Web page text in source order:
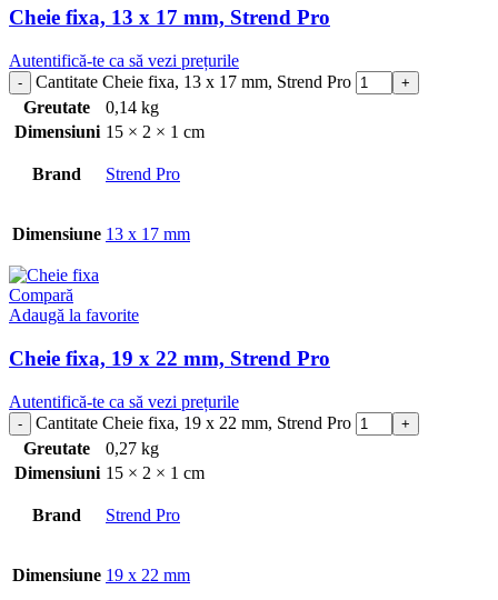
Cheie fixa, 13 x 17 mm, Strend Pro
Autentifică-te ca să vezi prețurile
Cantitate Cheie fixa, 13 x 17 mm, Strend Pro
Greutate
0,14 kg
Dimensiuni 15 × 2 × 1 cm
Brand Strend Pro
Dimensiune 13 x 17 mm
Compară
Adaugă la favorite
Cheie fixa, 19 x 22 mm, Strend Pro
Autentifică-te ca să vezi prețurile
Cantitate Cheie fixa, 19 x 22 mm, Strend Pro
Greutate
0,27 kg
Dimensiuni 15 × 2 × 1 cm
Brand Strend Pro
Dimensiune 19 x 22 mm